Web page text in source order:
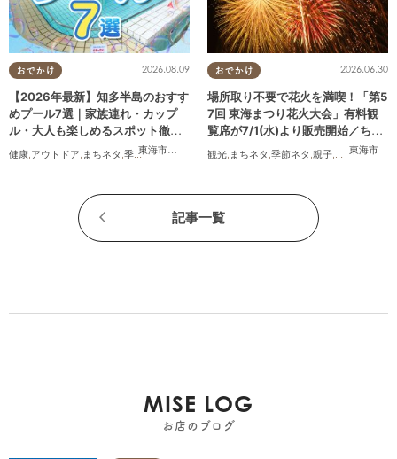
おでかけ
東海市
,大府市 知多市,半田市,常滑市,武豊町,南知多町
2026.08.09
【2026年最新】知多半島のおすす
めプール7選｜家族連れ・カップ
ル・大人も楽しめるスポット徹底
ガイド
健康,アウトドア, まちネタ ,季節ネタ , まとめ記事,親子, 家族,カップル,おひとりさま,友人
おでかけ
東海市
2026.06.30
場所取り不要で花火を満喫！「第5
7回 東海まつり花火大会」有料観
覧席が7/1(水)より販売開始／ちた
まる広告
観光, まちネタ ,季節ネタ ,親子,夫婦,家族
記事一覧
MISE LOG
お店のブログ